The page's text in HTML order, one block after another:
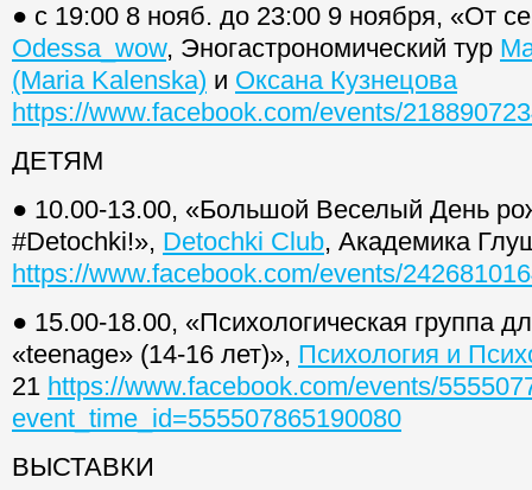
● с 19:00 8 нояб. до 23:00 9 ноября, «От
Odessa_wow, Эногастрономический тур
(Maria Kalenska) и Оксана Кузнецова
https://www.facebook.com/events/
ДЕТЯМ
● 10.00-13.00, «Большой Веселый День
#Detochki!», Detochki Club, Академика
https://www.facebook.com/events/
● 15.00-18.00, «Психологическая группа
«teenage» (14-16 лет)», Психология и
21 https://www.facebook.com/events/
event_time_id=555507865190080
ВЫСТАВКИ